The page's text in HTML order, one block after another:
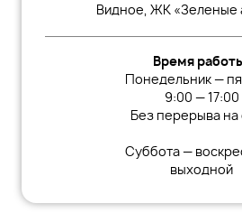
Видное, ЖК «Зеленые
Время
Понедельник —
9:00 — 17:00
Без перерыва на
Суббота —
выходной